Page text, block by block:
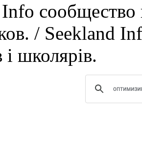
/ Seekland
і школярів.